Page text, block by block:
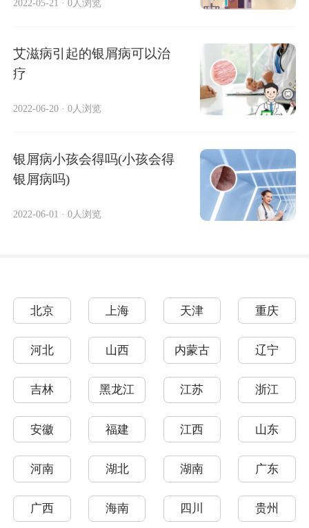
2022-05-21 · 0人浏览
艾滋病引起的银屑病可以治
疗
2022-06-20 · 0人浏览
银屑病小孩会得吗(小孩会得
银屑病吗)
2022-06-01 · 0人浏览
北京 上海 天津 重庆
河北 山西 内蒙古 辽宁
吉林 黑龙江 江苏 浙江
安徽 福建 江西 山东
河南 湖北 湖南 广东
广西 海南 四川 贵州